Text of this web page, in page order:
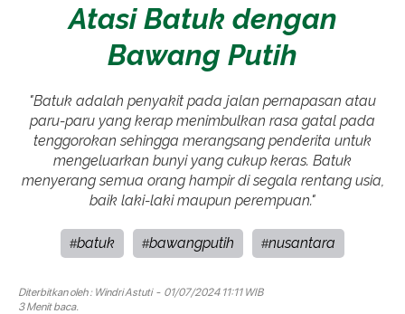
Atasi Batuk dengan
Bawang Putih
"Batuk adalah penyakit pada jalan pernapasan atau
paru-paru yang kerap menimbulkan rasa gatal pada
tenggorokan sehingga merangsang penderita untuk
mengeluarkan bunyi yang cukup keras. Batuk
menyerang semua orang hampir di segala rentang usia,
baik laki-laki maupun perempuan."
#batuk #bawangputih #nusantara
Diterbitkan oleh : Windri Astuti- 01/07/2024 11:11 WIB
3 Menit baca.